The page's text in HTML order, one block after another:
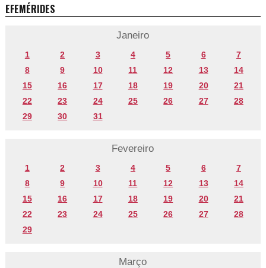
EFEMÉRIDES
Janeiro
1 2 3 4 5 6
7
8
9 10 11 12 13
14
15
16 17 18 19 20
21
22
23 24 25 26 27
28
29
30 31
Fevereiro
1 2 3 4 5 6
7
8
9 10 11 12 13
14
15
16 17 18 19 20
21
22
23 24 25 26 27
28
29
Março